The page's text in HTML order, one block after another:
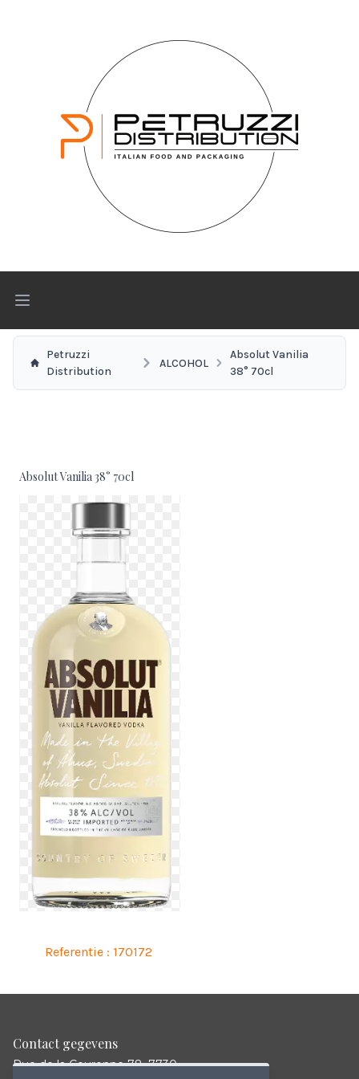
Open main menu
Petruzzi
Distribution
ALCOHOL
Absolut Vanilia
38° 70cl
Absolut Vanilia 38° 70cl
Referentie : 170172
Contact gegevens
Rue de la Couronne 78, 7730